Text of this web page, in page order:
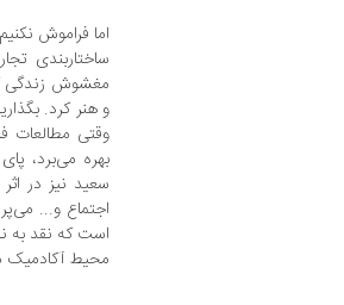
اما فراموش
ساختاربندی
مغشوش زندگی
و هنر کرد.
وقتی مطالعات
بهره می‌برد،
سعید نیز در
اجتماع و...
است که نقد به
محیط